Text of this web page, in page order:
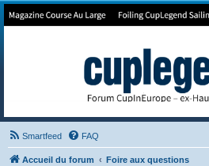
Forum de Cup In Europe
Smartfeed FAQ
Accueil du forum Foire aux questions